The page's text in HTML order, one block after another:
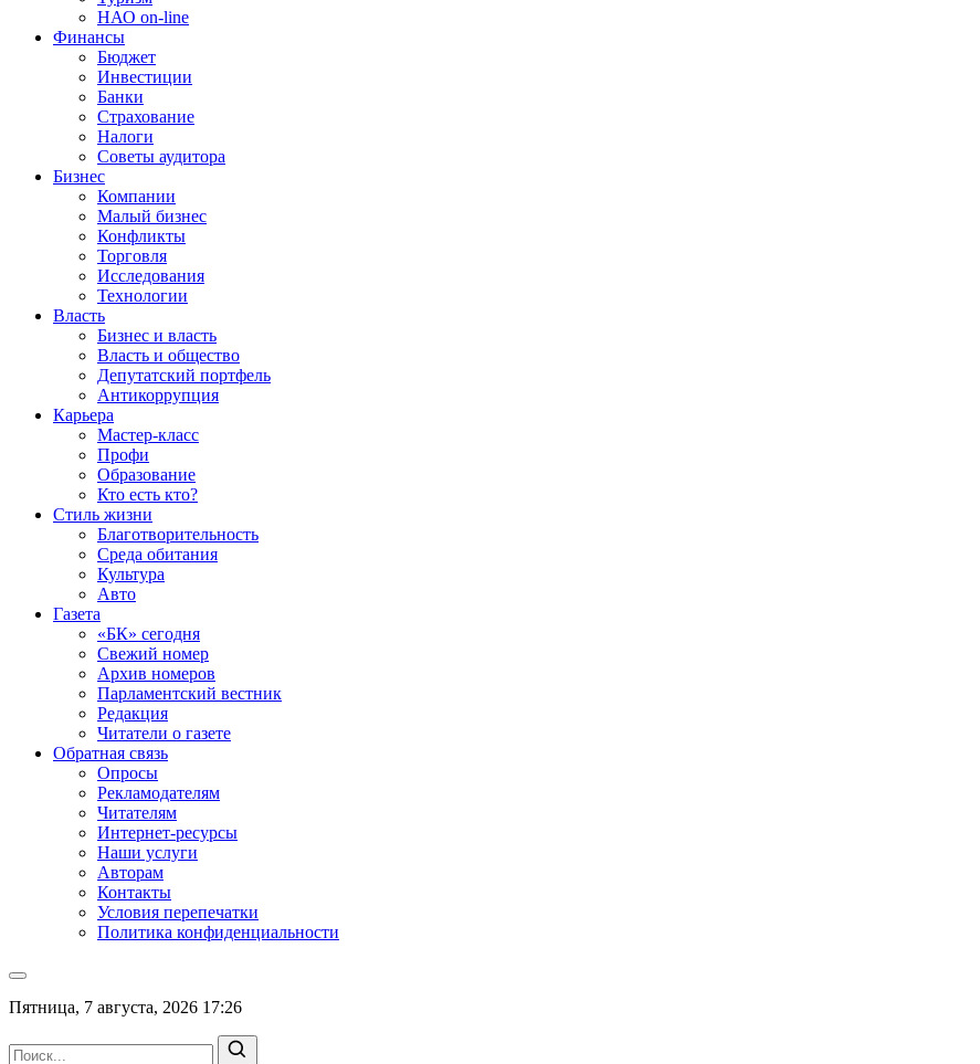
НАО on-line
Финансы
Бюджет
Инвестиции
Банки
Страхование
Налоги
Советы аудитора
Бизнес
Компании
Малый бизнес
Конфликты
Торговля
Исследования
Технологии
Власть
Бизнес и власть
Власть и общество
Депутатский портфель
Антикоррупция
Карьера
Мастер-класс
Профи
Образование
Кто есть кто?
Стиль жизни
Благотворительность
Среда обитания
Культура
Авто
Газета
«БК» сегодня
Свежий номер
Архив номеров
Парламентский вестник
Редакция
Читатели о газете
Обратная связь
Опросы
Рекламодателям
Читателям
Интернет-ресурсы
Наши услуги
Авторам
Контакты
Условия перепечатки
Политика конфиденциальности
Пятница, 7 августа, 2026 17:26